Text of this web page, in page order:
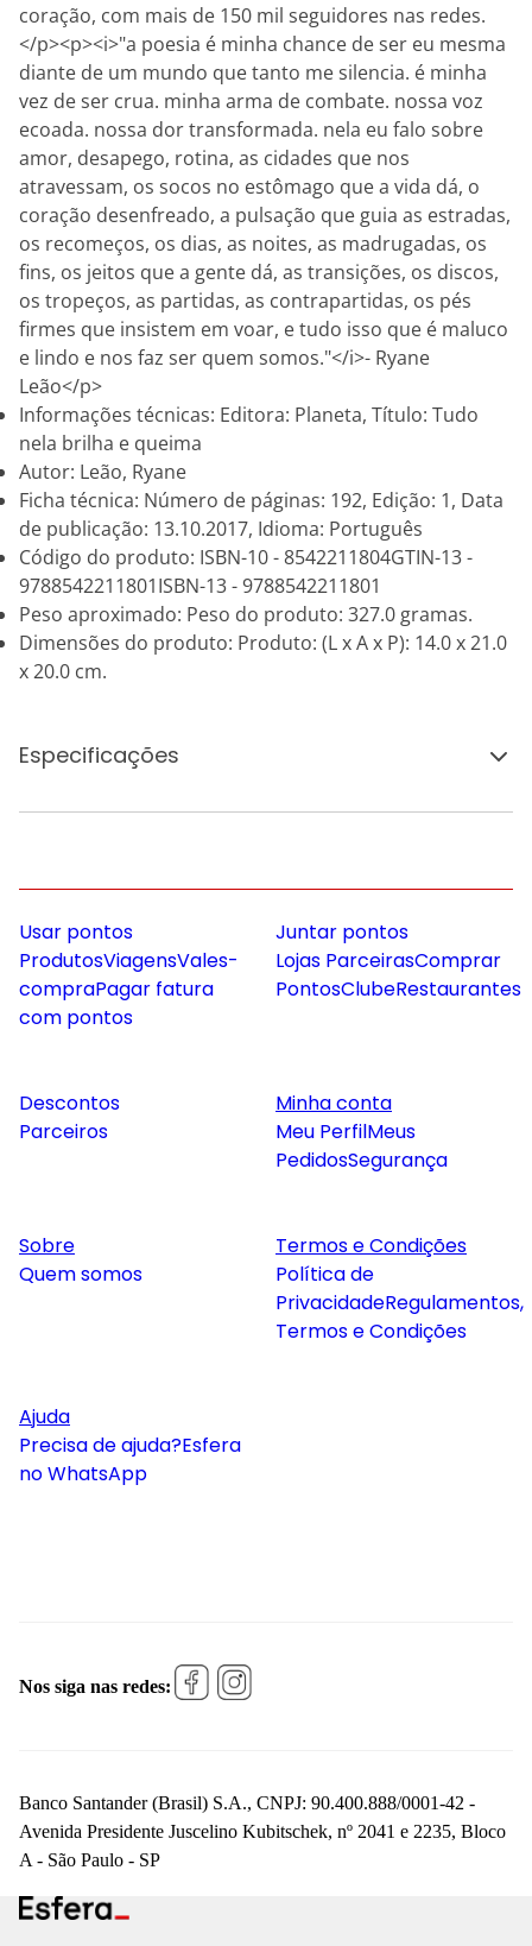
coração, com mais de 150 mil seguidores nas redes.
</p><p><i>"a poesia é minha chance de ser eu mesma
diante de um mundo que tanto me silencia. é minha
vez de ser crua. minha arma de combate. nossa voz
ecoada. nossa dor transformada. nela eu falo sobre
amor, desapego, rotina, as cidades que nos
atravessam, os socos no estômago que a vida dá, o
coração desenfreado, a pulsação que guia as estradas,
os recomeços, os dias, as noites, as madrugadas, os
fins, os jeitos que a gente dá, as transições, os discos,
os tropeços, as partidas, as contrapartidas, os pés
firmes que insistem em voar, e tudo isso que é maluco
e lindo e nos faz ser quem somos."</i>- Ryane
Leão</p>
Informações técnicas: Editora: Planeta, Título: Tudo
nela brilha e queima
Autor: Leão, Ryane
Ficha técnica: Número de páginas: 192, Edição: 1, Data
de publicação: 13.10.2017, Idioma: Português
Código do produto: ISBN-10 - 8542211804GTIN-13 -
9788542211801ISBN-13 - 9788542211801
Peso aproximado: Peso do produto: 327.0 gramas.
Dimensões do produto: Produto: (L x A x P): 14.0 x 21.0
x 20.0 cm.
Especificações
Usar pontos
ProdutosViagensVales-
compraPagar fatura
com pontos
Juntar pontos
Lojas ParceirasComprar
PontosClubeRestaurantes
Descontos
Parceiros
Minha conta
Meu PerfilMeus
PedidosSegurança
Sobre
Quem somos
Termos e Condições
Política de
PrivacidadeRegulamentos,
Termos e Condições
Ajuda
Precisa de ajuda?Esfera
no WhatsApp
Nos siga nas redes:
Banco Santander (Brasil) S.A., CNPJ: 90.400.888/0001-42 -
Avenida Presidente Juscelino Kubitschek, nº 2041 e 2235, Bloco
A - São Paulo - SP